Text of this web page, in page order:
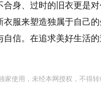
身、过时的旧衣更是
服来塑造独属于自己
信。在追求美好生活
家使用，未经本网授权，不得转